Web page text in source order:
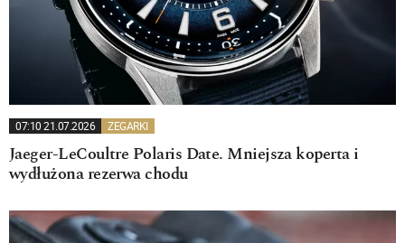
07:10 21.07.2026 ZEGARKI
Jaeger-LeCoultre Polaris Date. Mniejsza koperta i
wydłużona rezerwa chodu